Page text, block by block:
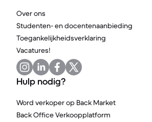
Over ons
Studenten- en docentenaanbieding
Toegankelijkheidsverklaring
Vacatures!
Hulp nodig?
Word verkoper op Back Market
Back Office Verkoopplatform